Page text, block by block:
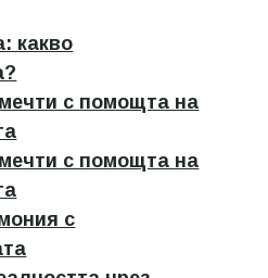
какво
с помощта на
с помощта на
с